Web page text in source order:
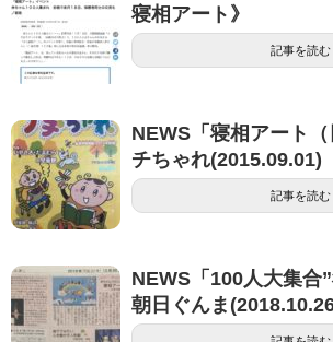
寝相アート》
記事を読む
NEWS「寝相アート
チちゃれ(2015.09.01)
記事を読む
NEWS「100人大集合”
朝日ぐんま